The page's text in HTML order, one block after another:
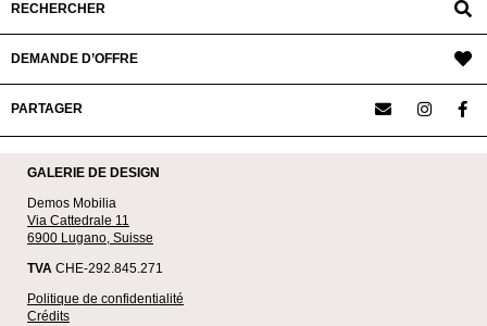
RECHERCHER
DEMANDE D’OFFRE
PARTAGER
GALERIE DE DESIGN
Demos Mobilia
Via Cattedrale 11
6900 Lugano, Suisse
TVA CHE-292.845.271
Politique de confidentialité
Crédits